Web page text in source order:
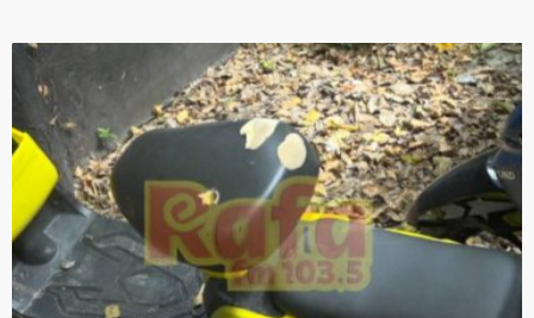
PODCAST SIRA
PROGRAMA SIRA
VÍDEO SIRA
EVENTU SIRA
KONTAKTU SIRA